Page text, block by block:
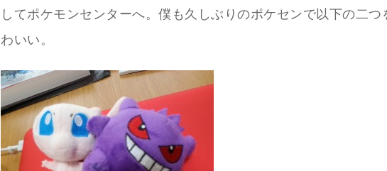
してポケモンセンターへ。僕も久しぶりのポケセンで以下の二つ
わいい。